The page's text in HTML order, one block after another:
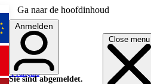
Ga naar de hoofdinhoud
Close menu
English
Français
Anmelden
Sie sind abgemeldet.